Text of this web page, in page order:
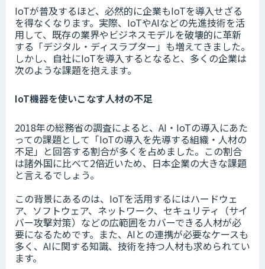
IoTが普及するほど、必然的に企業もIoTを導入せざる
を得なくなります。実際、IoTやAIなどの先進技術を活
用して、既存の業界やビジネスモデルを破壊的に革新
する「デジタル・ディスラプター」も増えてきました。
しかし、自社にIoTを導入するとなると、多くの企業は
次のような課題を抱えます。
IoT機器を使いこなす人材の不足
2018年の総務省の調査によると、AI・IoTの導入にあた
っての課題として「IoTの導入を先導する組織・人材の
不足」と回答する割合が多くを占めました。この割合
は諸外国に比べて2倍近いため、日本企業の大きな課題
と言えるでしょう。
この背景にあるのは、IoTを活用するにはハードウェ
ア、ソフトウェア、ネットワーク、セキュリティ（サイ
バー攻撃対策）などの広範囲をカバーできる人材が必
要になるためです。また、AIとの連携が必要なケースも
多く、AIに関する知識、技術を持つ人材も求められてい
ます。